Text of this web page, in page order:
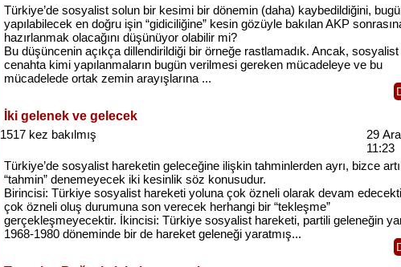
Türkiye’de sosyalist solun bir kesimi bir dönemin (daha) kaybedildiğini,
yapılabilecek en doğru işin “gidiciliğine” kesin gözüyle bakılan AKP
hazırlanmak olacağını düşünüyor olabilir mi?
Bu düşüncenin açıkça dillendirildiği bir örneğe rastlamadık. Ancak, sosyalist
cenahta kimi yapılanmaların bugün verilmesi gereken mücadeleye ve bu
mücadelede ortak zemin arayışlarına ...
İki gelenek ve gelecek
1517 kez bakılmış
29
11:23
Türkiye’de sosyalist hareketin geleceğine ilişkin tahminlerden ayrı, bizce
“tahmin” denemeyecek iki kesinlik söz konusudur.
Birincisi: Türkiye sosyalist hareketi yoluna çok özneli olarak devam
çok özneli oluş durumuna son verecek herhangi bir “tekleşme”
gerçekleşmeyecektir. İkincisi: Türkiye sosyalist hareketi, partili geleneğin
1968-1980 döneminde bir de hareket geleneği yaratmış...